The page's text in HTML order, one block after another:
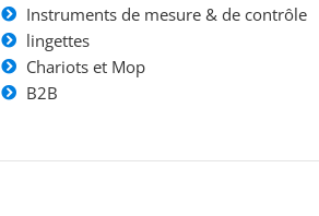
Instruments de mesure & de contrôle
lingettes
Chariots et Mop
B2B